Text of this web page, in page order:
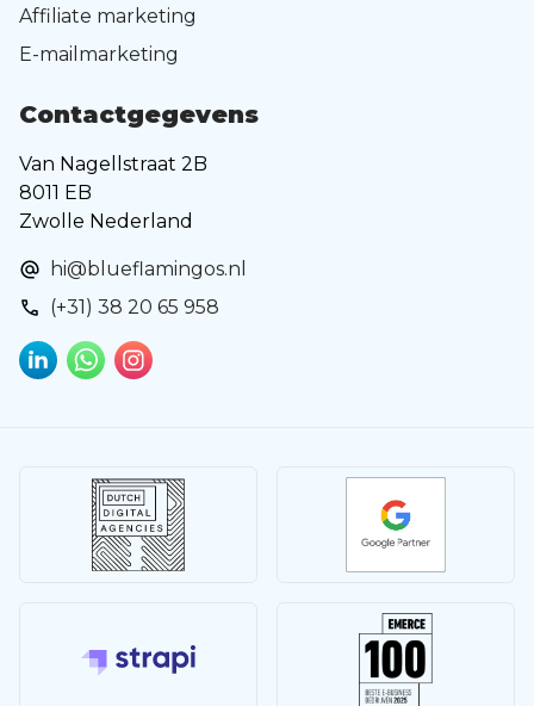
Affiliate marketing
E-mailmarketing
Contactgegevens
Van Nagellstraat 2B
8011 EB
Zwolle Nederland
hi@blueflamingos.nl
(+31) 38 20 65 958